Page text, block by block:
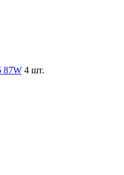
87W 4 шт.